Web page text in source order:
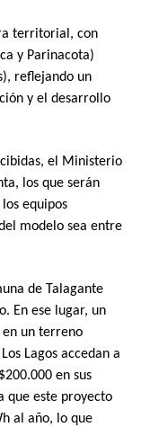
territorial, con
y Parinacota)
reflejando un
y el desarrollo
el Ministerio
los que serán
equipos
modelo sea entre
de Talagante
En ese lugar, un
un terreno
Lagos accedan a
en sus
que este proyecto
al año, lo que